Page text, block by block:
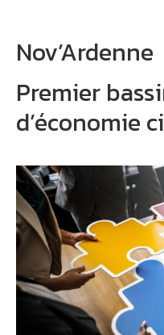
Nov’Ardenne
Premier
d’économie